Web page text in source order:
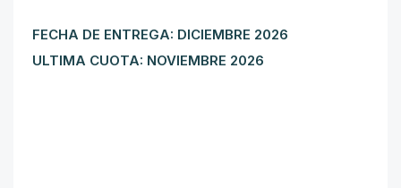
FECHA DE ENTREGA: DICIEMBRE 2026
ULTIMA CUOTA: NOVIEMBRE 2026